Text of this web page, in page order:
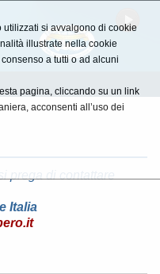
Italia
utilizzati si avvalgono di cookie
illustrate nella cookie
a tutti o ad alcuni
pagina, cliccando su un link
acconsenti all’uso dei